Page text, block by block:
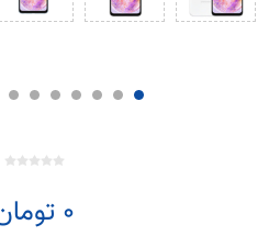
0 تومان